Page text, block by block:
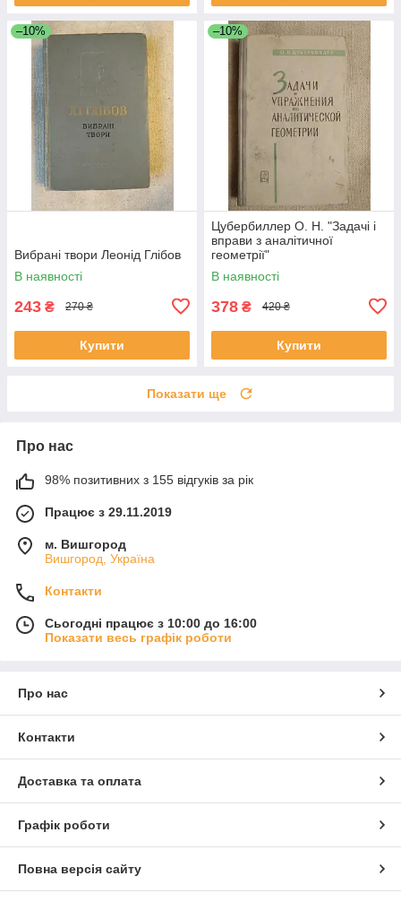
–10%
Вибрані твори Леонід Глібов
В наявності
243 ₴ 270 ₴
Купити
–10%
Цубербиллер О. Н. "Задачі і
вправи з аналітичної
геометрії"
В наявності
378 ₴ 420 ₴
Купити
Показати ще
Про нас
98% позитивних з 155 відгуків за рік
Працює з 29.11.2019
м. Вишгород
Вишгород, Україна
Контакти
Сьогодні працює з 10:00 до 16:00
Показати весь графік роботи
Про нас
Контакти
Доставка та оплата
Графік роботи
Повна версія сайту